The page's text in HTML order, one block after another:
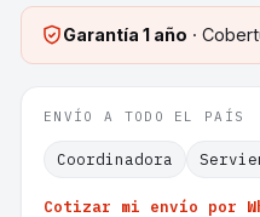
Garantía 1 año ·
ENVÍO A TODO EL PAÍS
Coordinadora
Cotizar mi envío por